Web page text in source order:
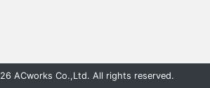
ACworks Co.,Ltd. All rights reserved.